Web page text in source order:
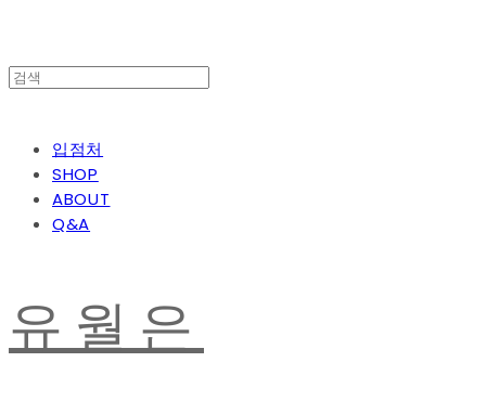
입점처
SHOP
ABOUT
Q&A
유월은